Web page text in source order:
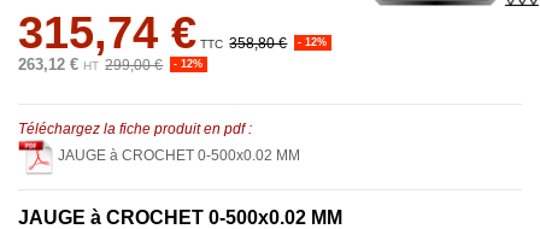
315,74 € TTC 358,80 € - 12%
263,12 € HT 299,00 € - 12%
Téléchargez la fiche produit en pdf :
JAUGE à CROCHET 0-500x0.02 MM
JAUGE à CROCHET 0-500x0.02 MM